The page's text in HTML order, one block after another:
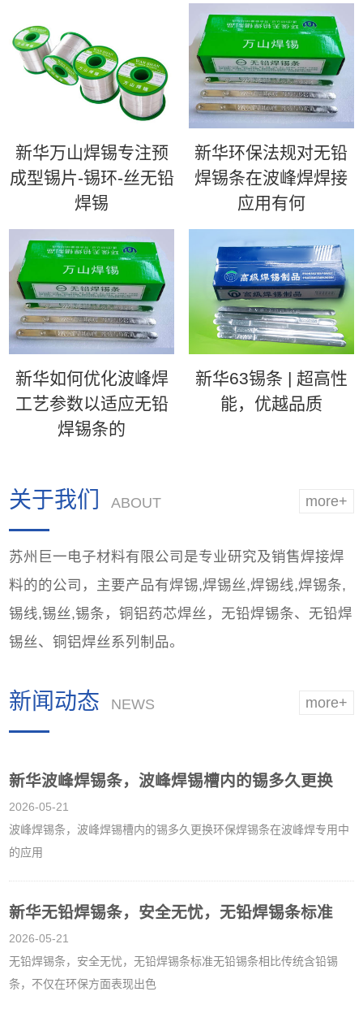
新华万山焊锡专注预
成型锡片-锡环-丝无铅
焊锡
新华环保法规对无铅
焊锡条在波峰焊焊接
应用有何
新华如何优化波峰焊
工艺参数以适应无铅
焊锡条的
新华63锡条 | 超高性
能，优越品质
more+
关于我们 ABOUT
苏州巨一电子材料有限公司是专业研究及销售焊接焊
料的的公司，主要产品有焊锡,焊锡丝,焊锡线,焊锡条,
锡线,锡丝,锡条，铜铝药芯焊丝，无铅焊锡条、无铅焊
锡丝、铜铝焊丝系列制品。
more+
新闻动态 NEWS
新华波峰焊锡条，波峰焊锡槽内的锡多久更换
2026-05-21
波峰焊锡条，波峰焊锡槽内的锡多久更换环保焊锡条在波峰焊专用中
的应用
新华无铅焊锡条，安全无忧，无铅焊锡条标准
2026-05-21
无铅焊锡条，安全无忧，无铅焊锡条标准无铅锡条相比传统含铅锡
条，不仅在环保方面表现出色